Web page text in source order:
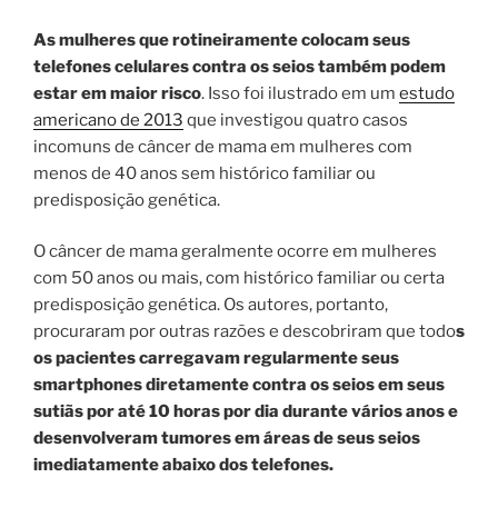
As mulheres que rotineiramente colocam seus
telefones celulares contra os seios também podem
estar em maior risco. Isso foi ilustrado em um estudo
americano de 2013 que investigou quatro casos
incomuns de câncer de mama em mulheres com
menos de 40 anos sem histórico familiar ou
predisposição genética.
O câncer de mama geralmente ocorre em mulheres
com 50 anos ou mais, com histórico familiar ou certa
predisposição genética. Os autores, portanto,
procuraram por outras razões e descobriram que todos
os pacientes carregavam regularmente seus
smartphones diretamente contra os seios em seus
sutiãs por até 10 horas por dia durante vários anos e
desenvolveram tumores em áreas de seus seios
imediatamente abaixo dos telefones.